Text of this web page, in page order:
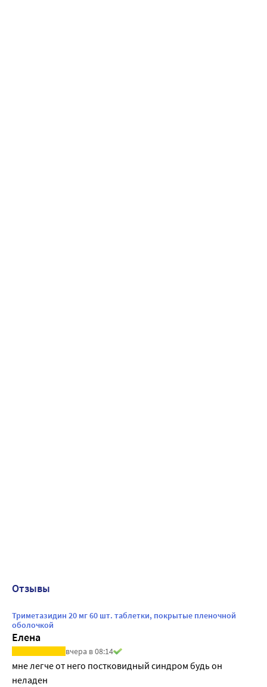
Отзывы
Триметазидин 20 мг 60 шт. таблетки, покрытые пленочной
оболочкой
Елена
вчера в 08:14
мне легче от него постковидный синдром будь он
неладен